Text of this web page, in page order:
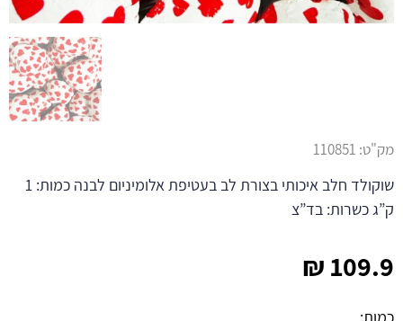
109.9
₪
מק"ט: 110851
שוקולד חלב איכותי בצורת לב בעטיפת אלומיניום לבנה כמות: 1
ק”ג כשרות: בד”צ